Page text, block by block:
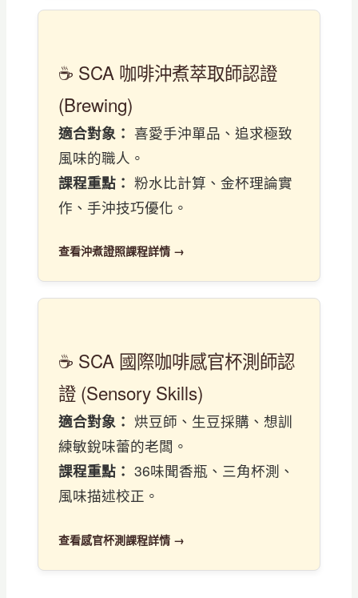
☕ SCA 咖啡沖煮萃取師認證
(Brewing)
適合對象： 喜愛手沖單品、追求極致
風味的職人。
課程重點： 粉水比計算、金杯理論實
作、手沖技巧優化。
查看沖煮證照課程詳情 →
☕ SCA 國際咖啡感官杯測師認
證 (Sensory Skills)
適合對象： 烘豆師、生豆採購、想訓
練敏銳味蕾的老闆。
課程重點： 36味聞香瓶、三角杯測、
風味描述校正。
查看感官杯測課程詳情 →